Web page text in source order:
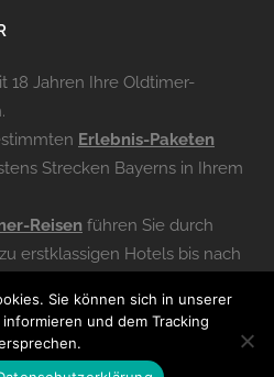
18 Jahren Ihre Oldtimer-
Erlebnis-Paketen
Strecken Bayerns in Ihrem
Reisen führen Sie durch
erstklassigen Hotels bis nach
Ausfahrt!
Sie können sich in unserer
und dem Tracking